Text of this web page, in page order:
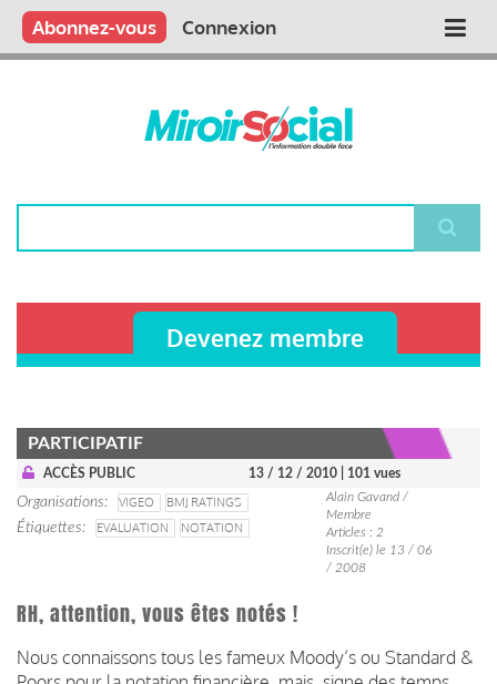
Aller
contenu
Main
Qui sommes nous ?
Vous publiez
Nous publions
Contactez-nous
Abonnez-vous Connexion
Devenez membre
PARTICIPATIF
ACCÈS PUBLIC 13 / 12 / 2010 | 101 vues
Organisations VIGEO
BMJ RATINGS
Étiquettes
EVALUATION NOTATION
Alain Gavand /
Membre
Articles : 2
Inscrit(e) le 13 / 06
/ 2008
RH, attention, vous êtes notés !
Nous connaissons tous les fameux Moody’s ou Standard &